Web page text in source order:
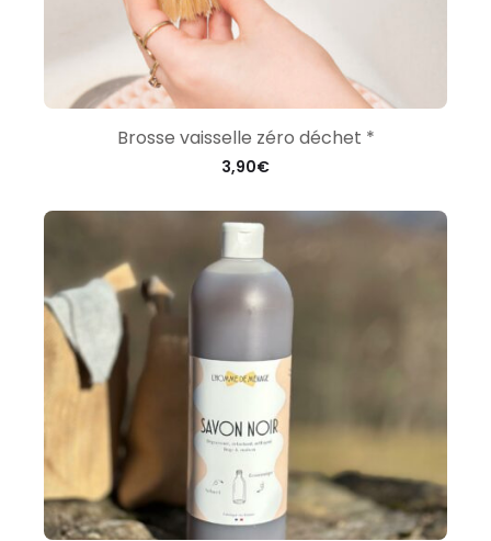
Brosse vaisselle zéro déchet *
3,90€